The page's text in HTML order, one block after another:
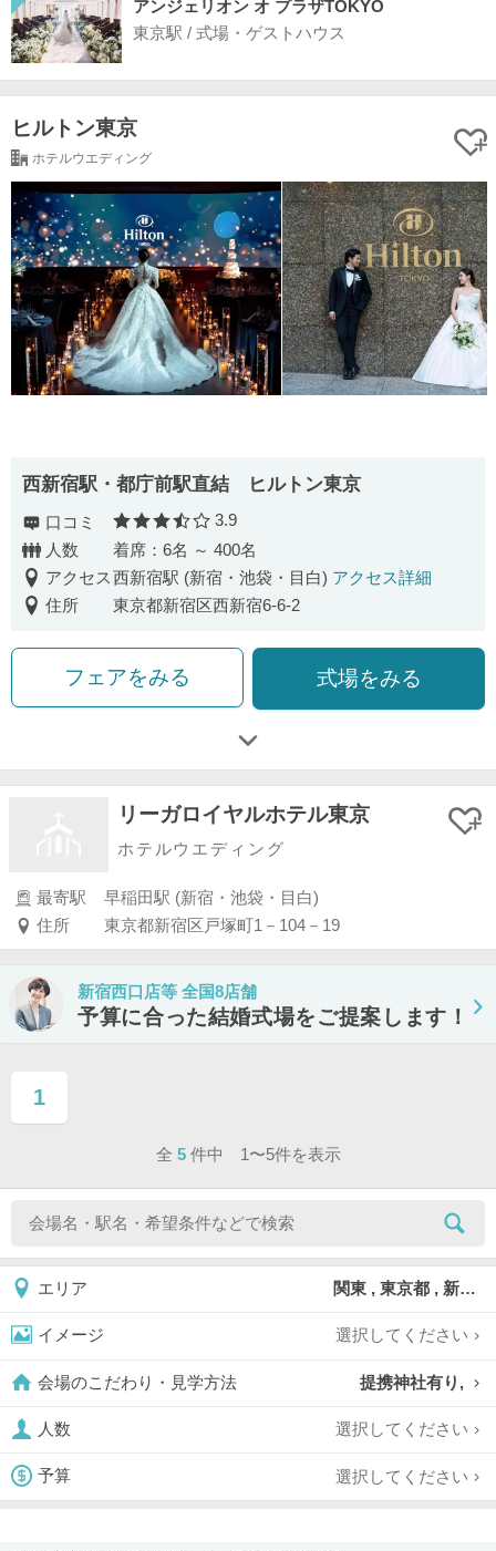
アンジェリオン オ プラザTOKYO
東京駅 / 式場・ゲストハウス
ヒルトン東京
ホテルウエディング
西新宿駅・都庁前駅直結 ヒルトン東京
口コミ 口コミ評価
3.9
人数
着席：6名 ～ 400名
アクセス西新宿駅 (新宿・池袋・目白) アクセス詳細
住所
東京都新宿区西新宿6-6-2
フェアをみる 式場をみる
リーガロイヤルホテル東京
ホテルウエディング
最寄駅
早稲田駅 (新宿・池袋・目白)
住所
東京都新宿区戸塚町1－104－19
新宿西口店等 全国8店舗
予算に合った結婚式場をご提案します！
1
ページ目
全 5 件中 1〜5件を表示
エリア 関東 , 東京都 , 新宿区
イメージ 選択してください
会場のこだわり・見学方法 提携神社有り,
人数 選択してください
予算 選択してください